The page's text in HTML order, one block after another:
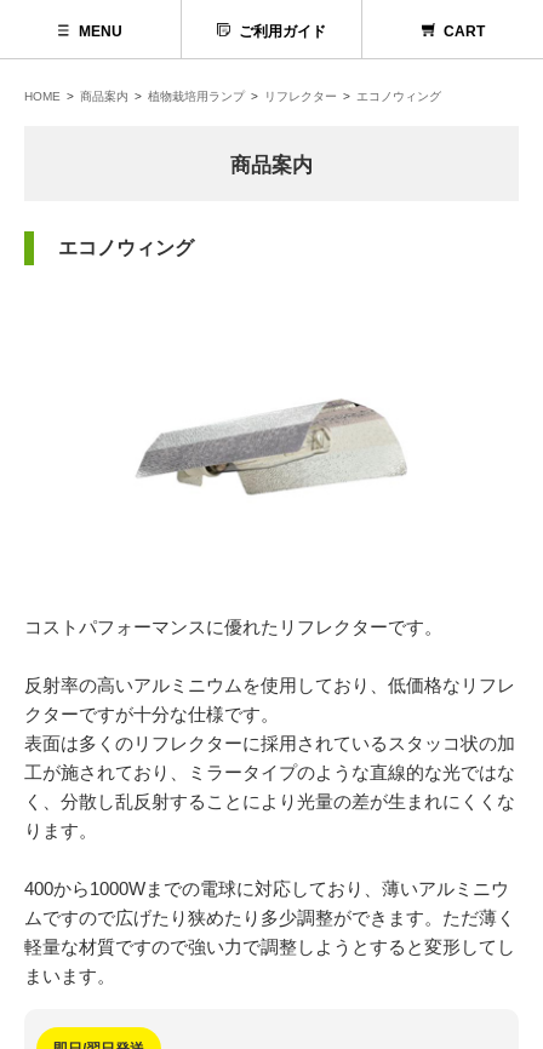
MENU
代理店募集
お問い合わせ
ご利用ガイド CART
HOME 商品案内 植物栽培用ランプ リフレクター エコノウィング
商品案内
エコノウィング
コストパフォーマンスに優れたリフレクターです。
反射率の高いアルミニウムを使用しており、低価格なリフレ
クターですが十分な仕様です。
表面は多くのリフレクターに採用されているスタッコ状の加
工が施されており、ミラータイプのような直線的な光ではな
く、分散し乱反射することにより光量の差が生まれにくくな
ります。
400から1000Wまでの電球に対応しており、薄いアルミニウ
ムですので広げたり狭めたり多少調整ができます。ただ薄く
軽量な材質ですので強い力で調整しようとすると変形してし
まいます。